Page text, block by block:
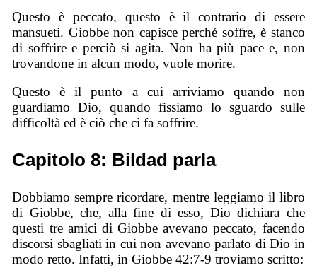
Questo è peccato, questo è il contrario di essere
mansueti. Giobbe non capisce perché soffre, è stanco
di soffrire e perciò si agita. Non ha più pace e, non
trovandone in alcun modo, vuole morire.
Questo è il punto a cui arriviamo quando non
guardiamo Dio, quando fissiamo lo sguardo sulle
difficoltà ed è ciò che ci fa soffrire.
Capitolo 8: Bildad parla
Dobbiamo sempre ricordare, mentre leggiamo il libro
di Giobbe, che, alla fine di esso, Dio dichiara che
questi tre amici di Giobbe avevano peccato, facendo
discorsi sbagliati in cui non avevano parlato di Dio in
modo retto. Infatti, in Giobbe 42:7-9 troviamo scritto: